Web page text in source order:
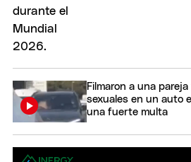
Filmaron a una
sexuales en un auto
una fuerte multa